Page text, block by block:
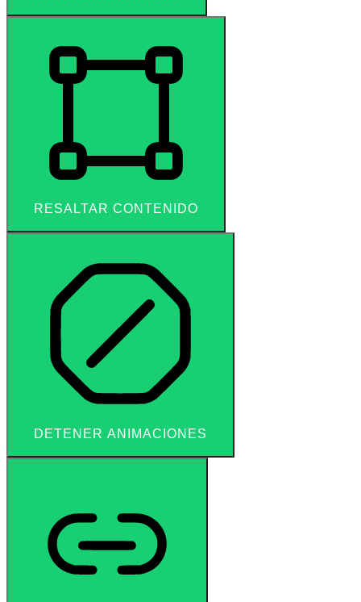
RESALTAR CONTENIDO
DETENER ANIMACIONES